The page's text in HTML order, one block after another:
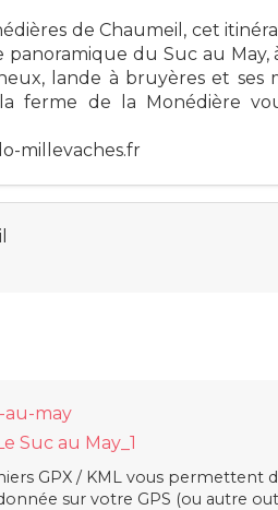
de Chaumeil, cet
panoramique du Suc au May,
lande à bruyères et ses
ferme de la Monédière
millevaches.fr
au-may
Suc au May_1
GPX / KML vous permettent
sur votre GPS (ou autre